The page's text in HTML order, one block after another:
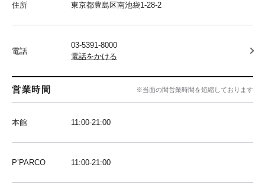
住所 東京都豊島区南池袋1-28-2
電話
03-5391-8000
電話をかける
営業時間 ※当面の間営業時間を短縮しております
本館 11:00-21:00
P’PARCO 11:00-21:00